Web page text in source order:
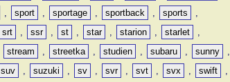
, sport , sportage , sportback , sports
,
srt , ssr , st , star , starion , starlet
,
stream , streetka , studien , subaru , sunny
,
suv , suzuki , sv , svr , svt , svx , swift
,